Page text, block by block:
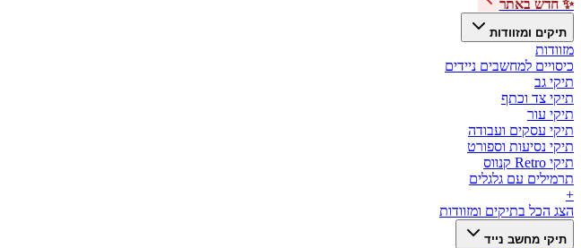
✨ חדש באתר
תיקים ומזוודות
מזוודות
כיסויים למחשבים ניידים
תיקי גב
תיקי צד וכתף
תיקי עור
תיקי עסקים ועבודה
תיקי נסיעות וספורט
תיקי Retro קנווס
תרמילים עם גלגלים
+
הצג הכל בתיקים ומזוודות
תיקי מחשב נייד